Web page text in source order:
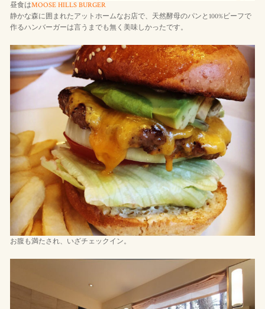
昼食はMOOSE HILLS BURGER
静かな森に囲まれたアットホームなお店で、天然酵母のパンと100%ビーフで
作るハンバーガーは言うまでも無く美味しかったです。
お腹も満たされ、いざチェックイン。